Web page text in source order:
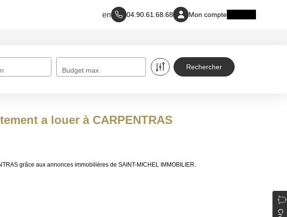
04.90.61.68.68 Mon compte
Budget max
a louer à CARPENTRAS
grâce aux annonces immobilières de SAINT-MICHEL IMMOBILIER.